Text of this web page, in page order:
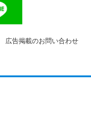
広告掲載のお問い合わせ